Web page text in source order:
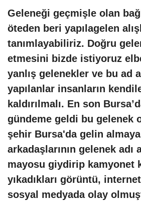
Geleneği geçmişle olan
öteden beri yapılagelen
tanımlayabiliriz. Doğru
etmesini bizde istiyoruz
yanlış gelenekler ve bu ad
yapılanlar insanların
kaldırılmalı. En son
gündeme geldi bu gelenek
şehir Bursa'da gelin
arkadaşlarının gelenek adı
mayosu giydirip kamyonet
yıkadıkları görüntü,
sosyal medyada olay